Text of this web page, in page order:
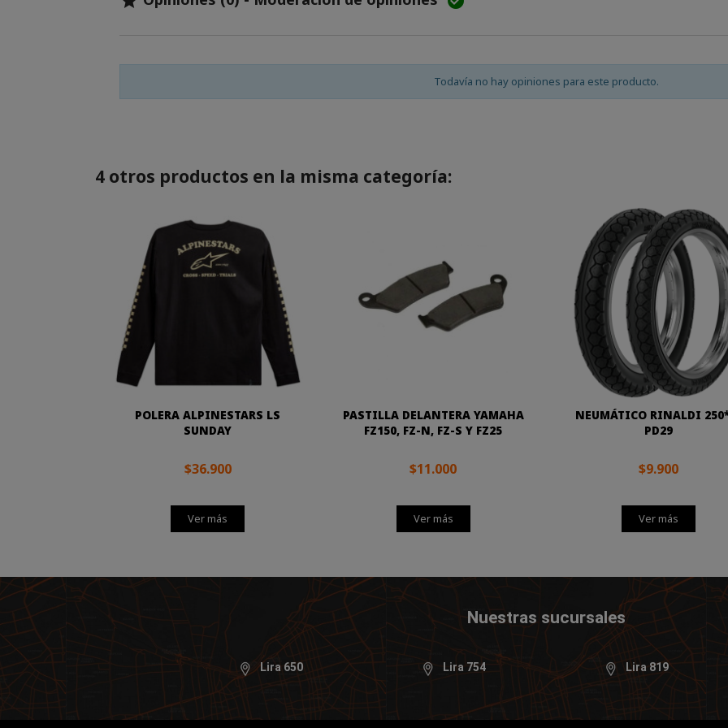
Todavía no hay opiniones para este producto.
4 otros productos en la misma categoría:
POLERA ALPINESTARS LS
SUNDAY
$36.900
Ver más
PASTILLA DELANTERA YAMAHA
FZ150, FZ-N, FZ-S Y FZ25
$11.000
Ver más
NEUMÁTICO RINALDI
PD29
$9.900
Ver más
Nuestras sucursales
Lira 650 Lira 754 Lira 819